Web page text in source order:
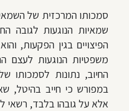
סמכותו המרכזית של
שמאיות הנוגעות לגובה
הפיצויים בגין הפקעות,
משפטיות הנוגעות לעצם
החיוב, נתונות
במפורש כי חייב בהיטל,
אלא על גובהו בלבד, רשאי